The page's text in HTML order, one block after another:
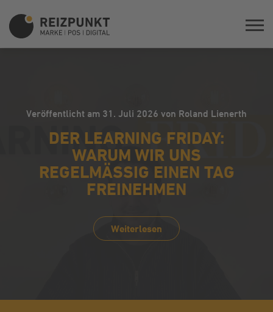
Veröffentlicht am 31. Juli 2026 von Roland Lienerth
DER LEARNING FRIDAY:
WARUM WIR UNS
REGELMÄSSIG EINEN TAG F
REINEHMEN
Weiterlesen